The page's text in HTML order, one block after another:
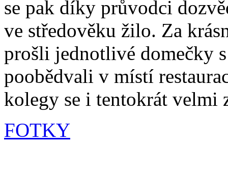
se pak díky průvodci
ve středověku žilo. Za
prošli jednotlivé domečky
poobědvali v místí
kolegy se i tentokrát velmi
FOTKY